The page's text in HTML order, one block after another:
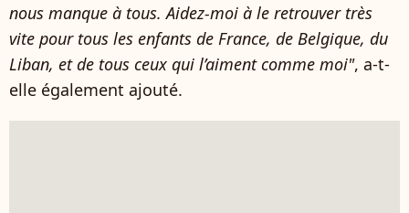
nous manque à tous. Aidez-moi à le retrouver très
vite pour tous les enfants de France, de Belgique, du
Liban, et de tous ceux qui l’aiment comme moi", a-t-
elle également ajouté.